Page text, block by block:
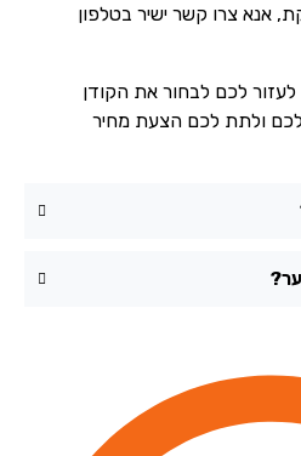
צרו קשר ישיר בטלפון
לכם לבחור את הקודן
לכם הצעת מחיר